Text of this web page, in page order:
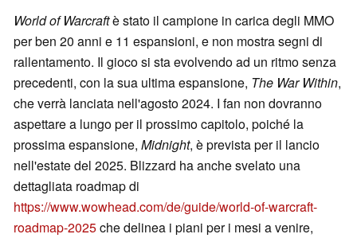
World of Warcraftè stato il campione in carica degli MMO
per ben 20 anni e 11 espansioni, e non mostra segni di
rallentamento. Il gioco si sta evolvendo ad un ritmo senza
precedenti, con la sua ultima espansione, The War Within,
che verrà lanciata nell'agosto 2024. I fan non dovranno
aspettare a lungo per il prossimo capitolo, poiché la
prossima espansione, Midnight, è prevista per il lancio
nell'estate del 2025. Blizzard ha anche svelato una
dettagliata roadmap di
https://www.wowhead.com/de/guide/world-of-warcraft-
roadmap-2025che delinea i piani per i mesi a venire,